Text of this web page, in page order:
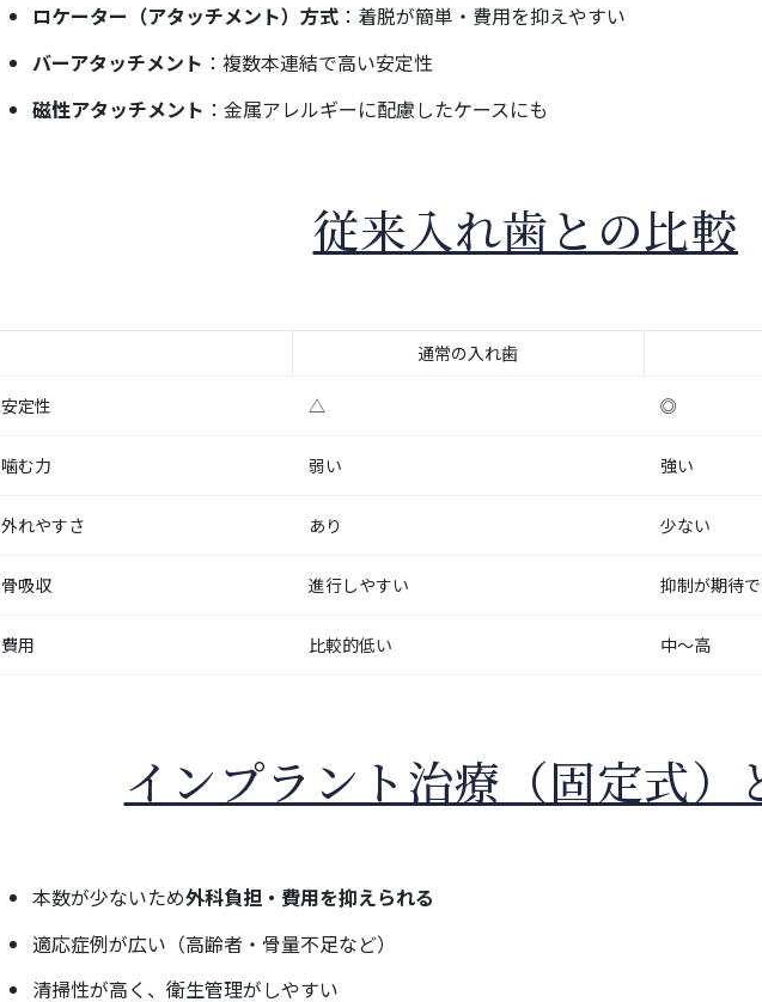
ロケーター（アタッチメント）方式：着脱が簡単・費用を抑えやすい
バーアタッチメント ：複数本連結で高い安定性
磁性アタッチメント ：金属アレルギーに配慮したケースにも
従来入れ歯との比較
通常の入れ歯
安定性 △ ◎
噛む力 弱い 強い
外れやすさ あり 少ない
骨吸収 進行しやすい 抑制が期待
費用 比較的低い 中〜高
インプラント治療（固定式）
本数が少ないため外科負担・費用を抑えられる
適応症例が広い（高齢者・骨量不足など）
清掃性が高く、衛生管理がしやすい